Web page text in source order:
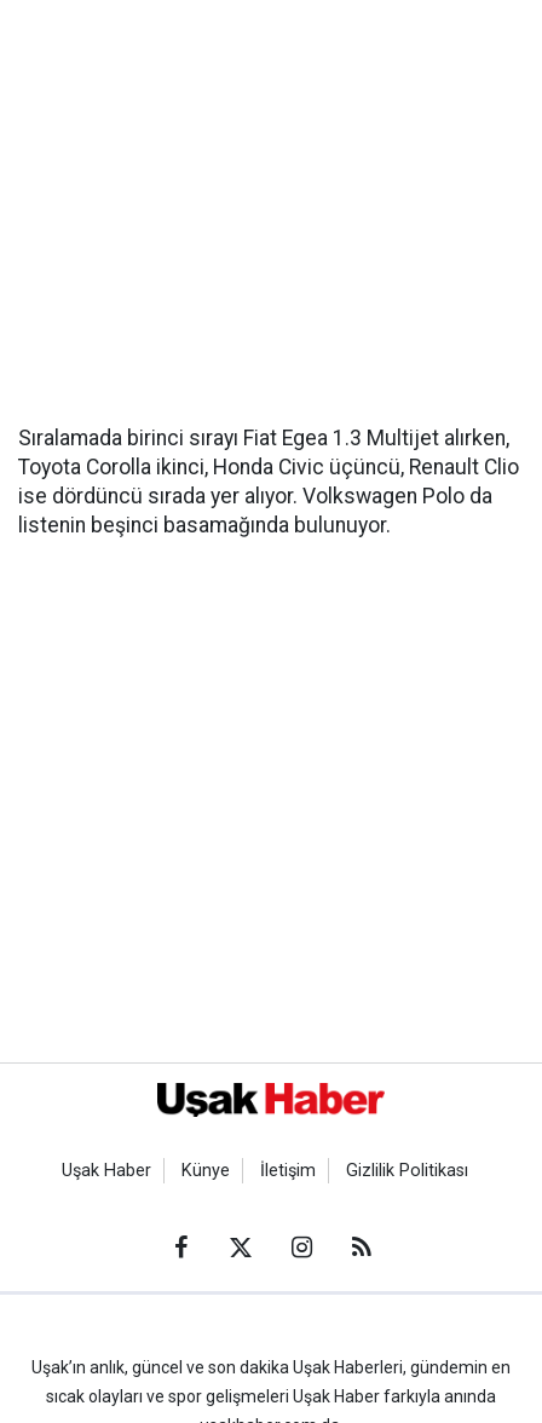
Sıralamada birinci sırayı Fiat Egea 1.3 Multijet alırken,
Toyota Corolla ikinci, Honda Civic üçüncü, Renault Clio
ise dördüncü sırada yer alıyor. Volkswagen Polo da
listenin beşinci basamağında bulunuyor.
Uşak Haber Künye İletişim Gizlilik Politikası
Uşak’ın anlık, güncel ve son dakika Uşak Haberleri, gündemin en
sıcak olayları ve spor gelişmeleri Uşak Haber farkıyla anında